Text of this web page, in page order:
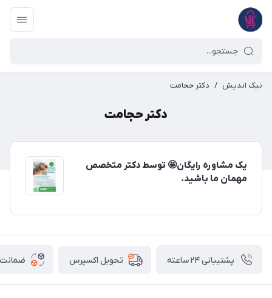
نیک اندیش / دکتر حجامت
دکتر حجامت
یک مشاوره رایگان🤩 توسط دکتر متخصص
مهمان ما باشید.
پشتیبانی ۲۴ ساعته تحویل اکسپرس ضمانت